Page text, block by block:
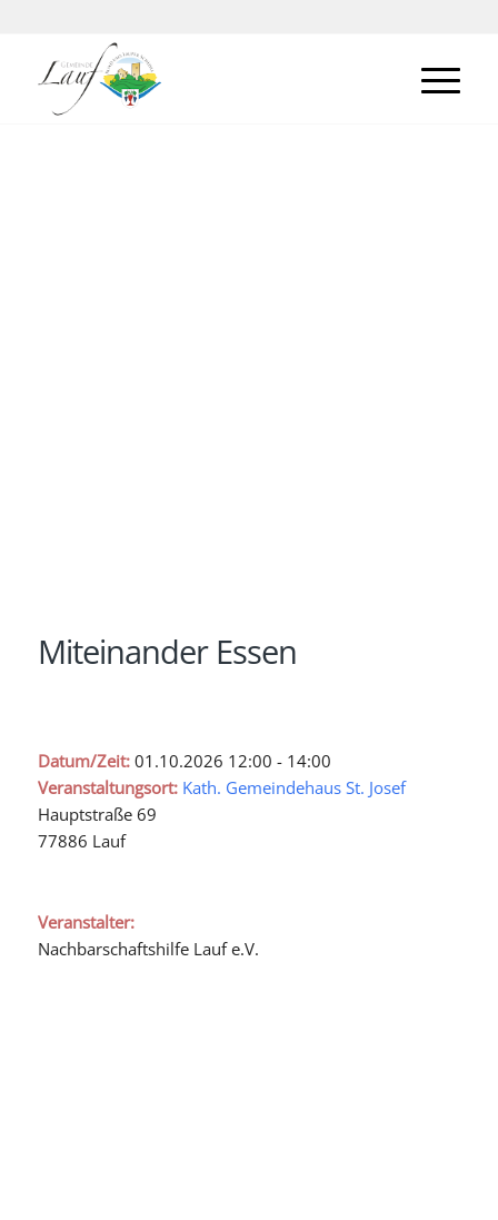
Miteinander Essen
Datum/Zeit:01.10.2026 12:00 - 14:00
Veranstaltungsort: Kath. Gemeindehaus St. Josef
Hauptstraße 69
77886 Lauf
Veranstalter:
Nachbarschaftshilfe Lauf e.V.